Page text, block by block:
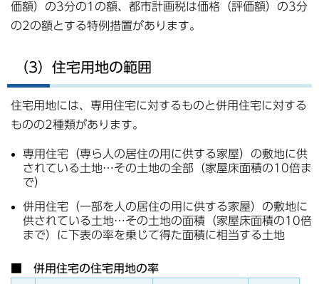
価額）の3分の1の額、都市計画税は価格（評価額）の3分
の2の額とする特例措置があります。
（3）住宅用地の範囲
住宅用地には、専用住宅に対するものと併用住宅に対する
ものの2種類があります。
専用住宅（専ら人の居住の用に供する家屋）の敷地に供
されている土地…その土地の全部（家屋床面積の10倍ま
で）
併用住宅（一部を人の居住の用に供する家屋）の敷地に
供されている土地…その土地の面積（家屋床面積の10倍
まで）に下表の率を乗じて得た面積に相当する土地
■ 併用住宅の住宅用地の率